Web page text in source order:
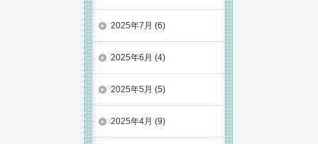
2025年7月 (6)
2025年6月 (4)
2025年5月 (5)
2025年4月 (9)